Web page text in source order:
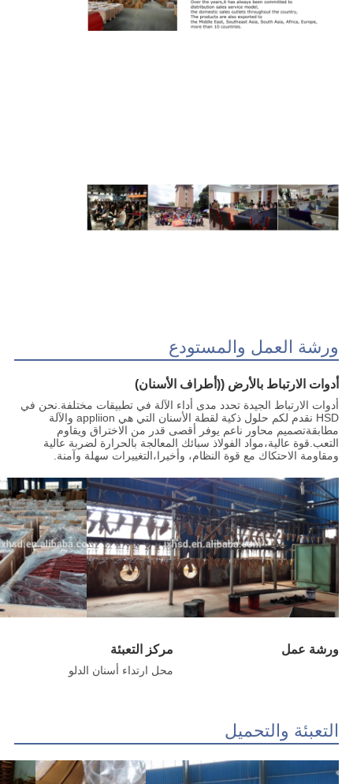
ورشة العمل والمستودع
أدوات الارتباط بالأرض ((أطراف الأسنان)
أدوات الارتباط الجيدة تحدد مدى أداء الآلة في تطبيقات مختلفة.نحن في
HSD نقدم لكم حلول ذكية لقطة الأسنان التي هي appliion والآلة
مطابقةتصميم محاور ناعم يوفر أقصى قدر من الاختراق ويقاوم
التعب.قوة عالية،مواد الفولاذ سبائك المعالجة بالحرارة لضربة عالية
ومقاومة الاحتكاك مع قوة النظام، وأخيرا،التغييرات سهلة وآمنة.
ورشة عمل مركز التعبئة
محل ارتداء أسنان الدلو
التعبئة والتحميل